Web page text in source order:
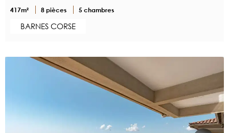
417m² 8 pièces 5 chambres
BARNES CORSE